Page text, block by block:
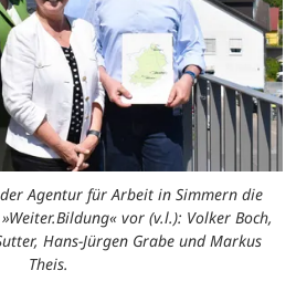
Agentur für Arbeit in Simmern die
vor (v.l.): Volker Boch,
Hans-Jürgen Grabe und Markus
Theis.